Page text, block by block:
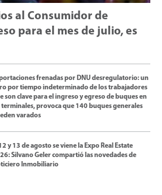
al Consumidor de
para el mes de julio, es
frenadas por DNU desregulatorio: un
por tiempo indeterminado de los trabajadores
son clave para el ingreso y egreso de buques en
terminales, provoca que 140 buques generales
varados
y 13 de agosto se viene la Expo Real Estate
Silvano Geler compartió las novedades de
Inmobiliario